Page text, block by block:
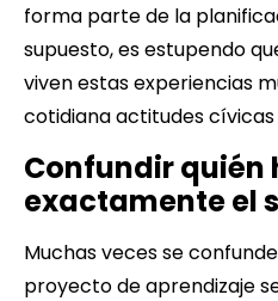
forma parte de la
supuesto, es estupendo
viven estas experiencias
cotidiana actitudes cívicas
Confundir quién
exactamente el
Muchas veces se
proyecto de aprendizaje